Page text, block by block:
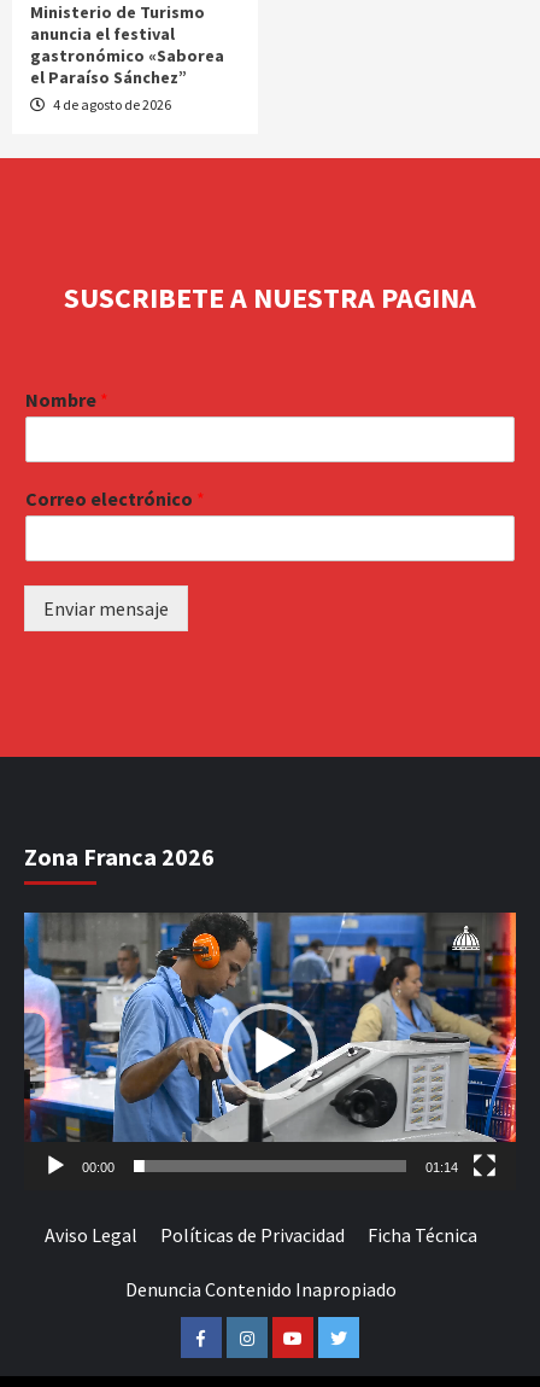
Ministerio de Turismo
anuncia el festival
gastronómico «Saborea
el Paraíso Sánchez”
4 de agosto de 2026
SUSCRIBETE A NUESTRA PAGINA
Nombre *
Correo electrónico *
Enviar mensaje
Zona Franca 2026
Reproductor
de
vídeo
00:00 01:14
Aviso Legal Políticas de Privacidad Ficha Técnica
Denuncia Contenido Inapropiado
FacebookInstagramYoutubeTwitter